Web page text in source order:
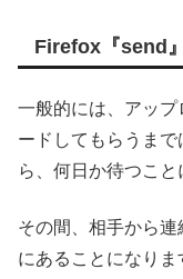
Firefox『send
一般的には、アップ
ードしてもらうま
ら、何日か待つこと
その間、相手から
にあることになりま